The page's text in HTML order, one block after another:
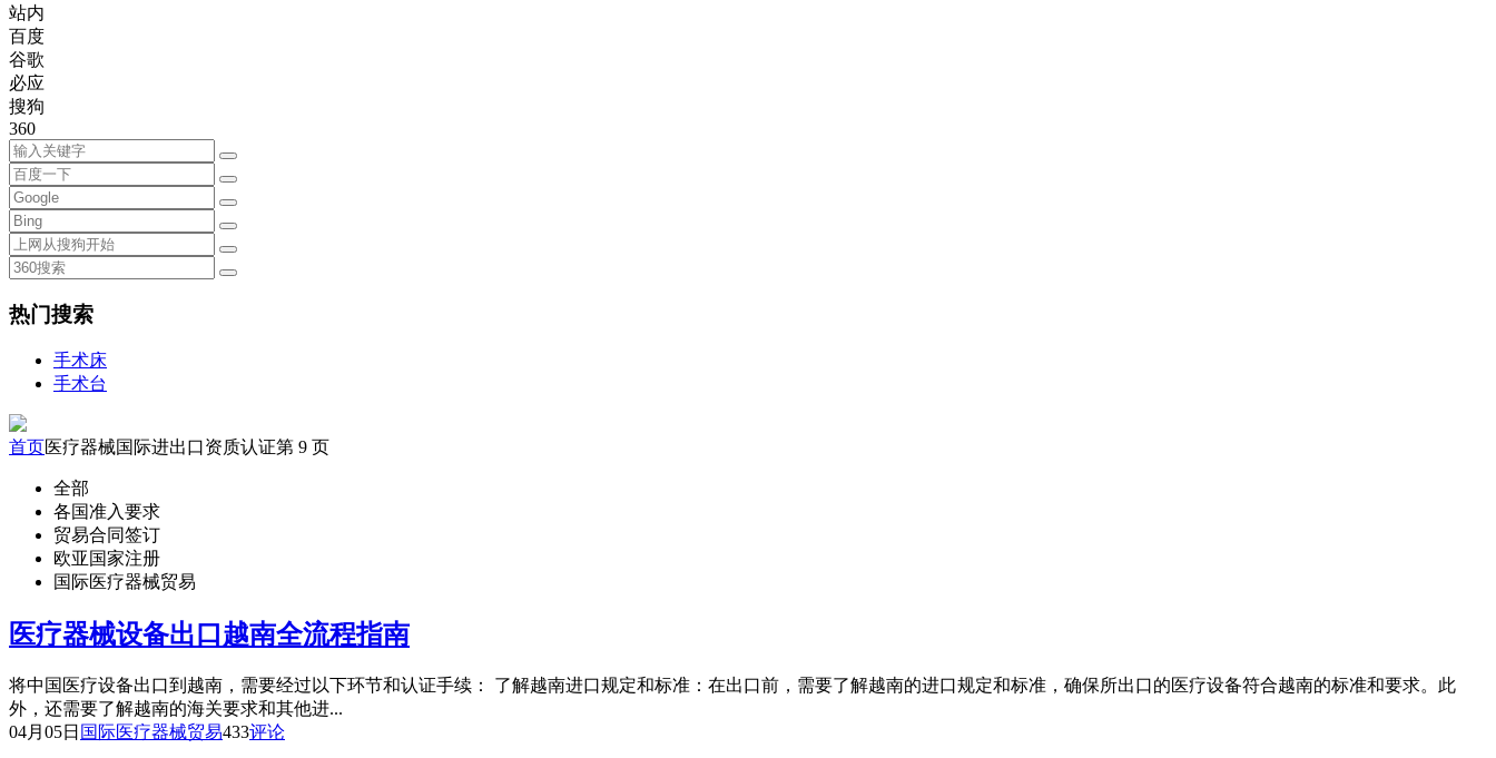
站内
百度
谷歌
必应
搜狗
360
热门搜索
手术床
手术台
首页医疗器械国际进出口资质认证第 9 页
全部
各国准入要求
贸易合同签订
欧亚国家注册
国际医疗器械贸易
医疗器械设备出口越南全流程指南
将中国医疗设备出口到越南，需要经过以下环节和认证手续： 了解越南进口规定和标准：在出口前，需要了解越南的进口规定和标准，确保所出口的医疗设备符合越南的标准和要求。此
外，还需要了解越南的海关要求和其他进...
04月05日 国际医疗器械贸易433评论